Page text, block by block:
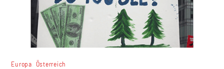
Europa Österreich